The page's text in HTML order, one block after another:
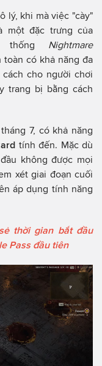
lý, khi mà việc "cày"
một đặc trưng của
thống Nightmare
toàn có khả năng đa
cho người chơi
trang bị bằng cách
7, có khả năng
tính đến. Mặc dù
không được mọi
xét giai đoạn cuối
áp dụng tính năng
thời gian bắt đầu
Pass đầu tiên